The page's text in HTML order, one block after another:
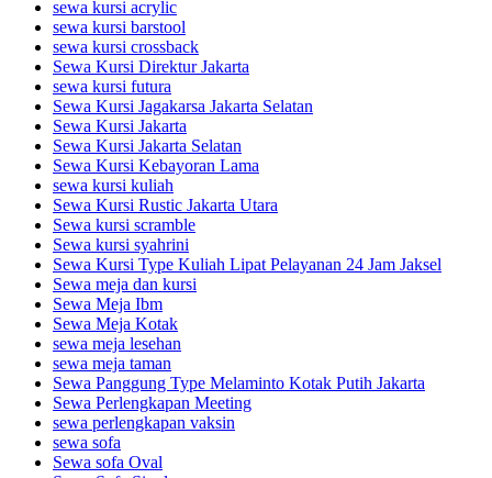
sewa kursi acrylic
sewa kursi barstool
sewa kursi crossback
Sewa Kursi Direktur Jakarta
sewa kursi futura
Sewa Kursi Jagakarsa Jakarta Selatan
Sewa Kursi Jakarta
Sewa Kursi Jakarta Selatan
Sewa Kursi Kebayoran Lama
sewa kursi kuliah
Sewa Kursi Rustic Jakarta Utara
Sewa kursi scramble
Sewa kursi syahrini
Sewa Kursi Type Kuliah Lipat Pelayanan 24 Jam Jaksel
Sewa meja dan kursi
Sewa Meja Ibm
Sewa Meja Kotak
sewa meja lesehan
sewa meja taman
Sewa Panggung Type Melaminto Kotak Putih Jakarta
Sewa Perlengkapan Meeting
sewa perlengkapan vaksin
sewa sofa
Sewa sofa Oval